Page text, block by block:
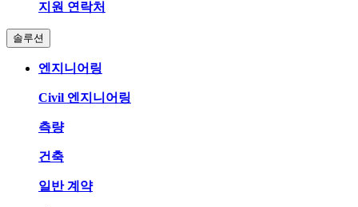
지원 연락처
솔루션
엔지니어링
Civil 엔지니어링
측량
건축
일반 계약